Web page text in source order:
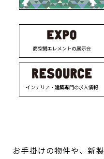
商空間エレメントの展示会
インテリア・建築専門の求人情報
お手掛けの物件や、新